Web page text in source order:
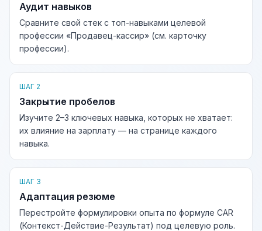
Аудит навыков
Сравните свой стек с топ-навыками целевой
профессии «Продавец-кассир» (см. карточку
профессии).
ШАГ 2
Закрытие пробелов
Изучите 2–3 ключевых навыка, которых не хватает:
их влияние на зарплату — на странице каждого
навыка.
ШАГ 3
Адаптация резюме
Перестройте формулировки опыта по формуле CAR
(Контекст-Действие-Результат) под целевую роль.